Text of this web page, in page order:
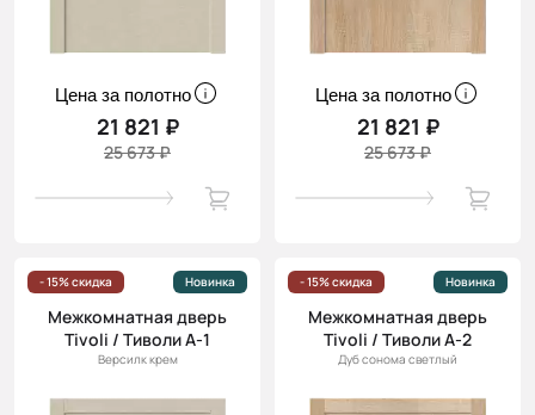
Цена за полотно
21 821 ₽
25 673 ₽
Цена за полотно
21 821 ₽
25 673 ₽
- 15% скидка Новинка
Межкомнатная дверь
Tivoli / Тиволи А-1
Версилк крем
- 15% скидка Новинка
Межкомнатная дверь
Tivoli / Тиволи А-2
Дуб сонома светлый